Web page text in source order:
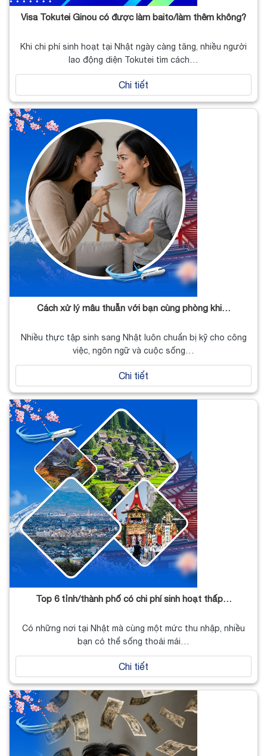
Visa Tokutei Ginou có được làm baito/làm thêm không?
Khi chi phí sinh hoạt tại Nhật ngày càng tăng, nhiều người
lao động diện Tokutei tìm cách…
Chi tiết
Cách xử lý mâu thuẫn với bạn cùng phòng khi…
Nhiều thực tập sinh sang Nhật luôn chuẩn bị kỹ cho công
việc, ngôn ngữ và cuộc sống…
Chi tiết
Top 6 tỉnh/thành phố có chi phí sinh hoạt thấp…
Có những nơi tại Nhật mà cùng một mức thu nhập, nhiều
bạn có thể sống thoải mái…
Chi tiết